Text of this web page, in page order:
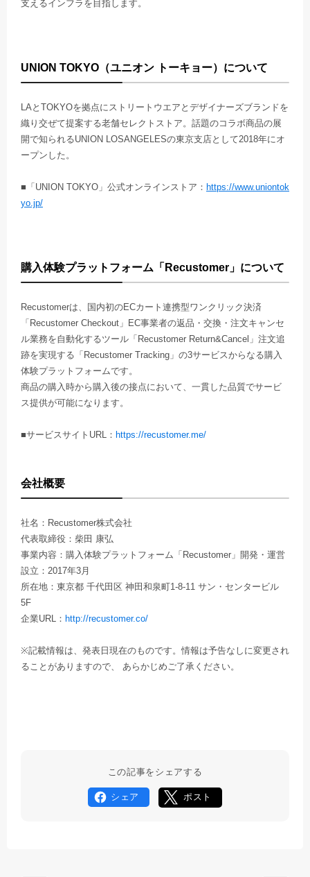
支えるインフラを目指します。
UNION TOKYO（ユニオン トーキョー）について
LAとTOKYOを拠点にストリートウエアとデザイナーズブランドを
織り交ぜて提案する老舗セレクトストア。話題のコラボ商品の展
開で知られるUNION LOSANGELESの東京支店として2018年にオ
ープンした。
■「UNION TOKYO」公式オンラインストア： https://www.uniontok
yo.jp/
購入体験プラットフォーム「Recustomer」について
Recustomerは、国内初のECカート連携型ワンクリック決済
「Recustomer Checkout」EC事業者の返品・交換・注文キャンセ
ル業務を自動化するツール「Recustomer Return&Cancel」注文追
跡を実現する「Recustomer Tracking」の3サービスからなる購入
体験プラットフォームです。
商品の購入時から購入後の接点において、一貫した品質でサービ
ス提供が可能になります。
■サービスサイトURL： https://recustomer.me/
会社概要
社名：Recustomer株式会社
代表取締役：柴田 康弘
事業内容：購入体験プラットフォーム「Recustomer」開発・運営
設立：2017年3月
所在地：東京都 千代田区 神田和泉町1-8-11 サン・センタービル
5F
企業URL： http://recustomer.co/
※記載情報は、発表日現在のものです。情報は予告なしに変更され
ることがありますので、 あらかじめご了承ください。
この記事をシェアする
シェア ポスト